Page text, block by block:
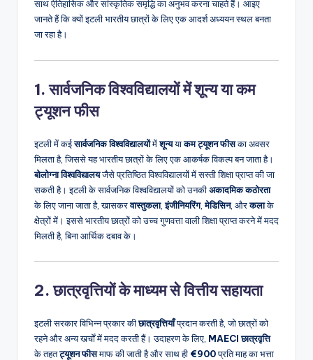
साथ ऐतिहासिक और सांस्कृतिक समृद्धि का अनुभव करना चाहते हैं। आइए
जानते हैं कि क्यों इटली भारतीय छात्रों के लिए एक आदर्श अध्ययन स्थल बनता
जा रहा है।
1. सार्वजनिक विश्वविद्यालयों में शून्य या कम
ट्यूशन फीस
इटली में कईसार्वजनिक विश्वविद्यालयोंमेंशून्ययाकम ट्यूशन फीसका अवसर
मिलता है, जिससे यह भारतीय छात्रों के लिए एक आकर्षक विकल्प बन जाता है।
बोलोग्ना विश्वविद्यालयजैसे प्रतिष्ठित विश्वविद्यालयों में सस्ती शिक्षा प्राप्त की जा
सकती है। इटली के सार्वजनिक विश्वविद्यालयों को उनकीअकादमिक कठोरता
के लिए जाना जाता है, खासकरवास्तुकला,इंजीनियरिंग,मेडिसिन, औरकलाके
क्षेत्रों में। इससे भारतीय छात्रों को उच्च गुणवत्ता वाली शिक्षा प्राप्त करने में मदद
मिलती है, बिना आर्थिक दबाव के।
2. छात्रवृत्तियों के माध्यम से वित्तीय सहायता
इटली सरकार विभिन्न प्रकार कीछात्रवृत्तियाँप्रदान करती है, जो छात्रों को
रहने और अन्य खर्चों में मदद करती हैं। उदाहरण के लिए, MAECI छात्रवृत्ति
के तहतट्यूशन फीसमाफ की जाती है और साथ ही €900प्रति माह का भत्ता